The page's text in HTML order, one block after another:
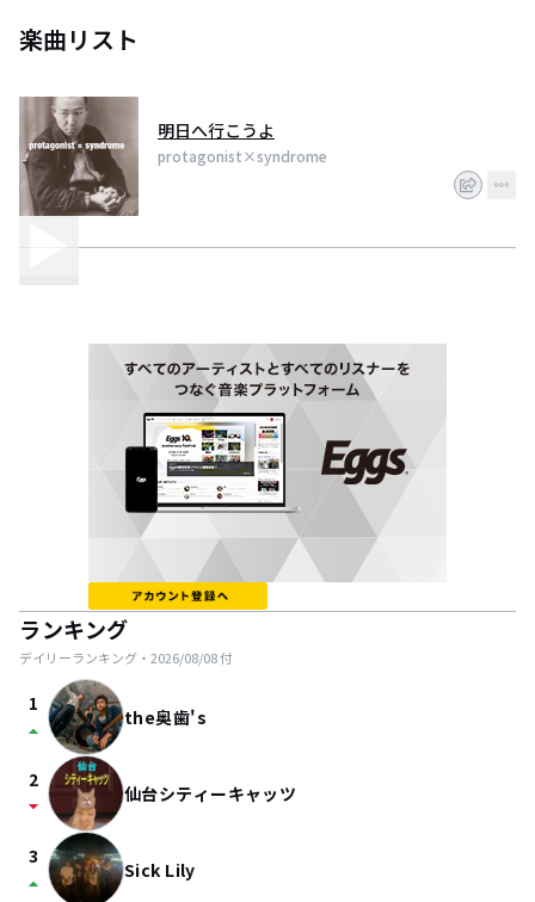
楽曲リスト
明日へ行こうよ
protagonist×syndrome
ランキング
デイリーランキング・ 2026/08/08付
1
arrow_drop_up the奥歯's
2
arrow_drop_down 仙台シティーキャッツ
3
arrow_drop_up Sick Lily